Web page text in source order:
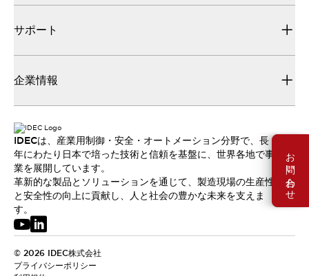
お問い合わせ
サポート
企業情報
IDECは、産業用制御・安全・オートメーション分野で、長
年にわたり日本で培った技術と信頼を基盤に、世界各地で事
業を展開しています。
革新的な製品とソリューションを通じて、製造現場の生産性
と安全性の向上に貢献し、人と社会の豊かな未来を支えま
す。
© 2026 IDEC株式会社
プライバシーポリシー